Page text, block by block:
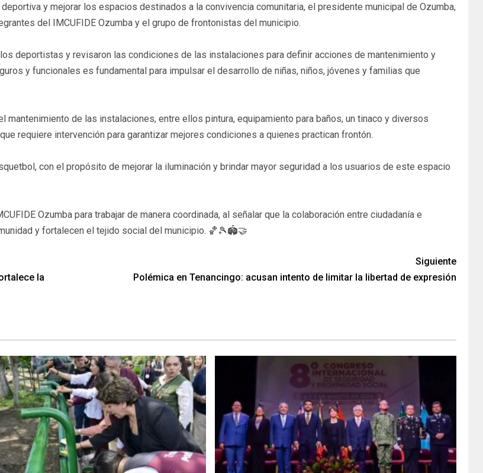
y mejorar los espacios destinados a la convivencia comunitaria, el presidente municipal de Ozumba,
del IMCUFIDE Ozumba y el grupo de frontonistas del municipio.
deportistas y revisaron las condiciones de las instalaciones para definir acciones de mantenimiento y
y funcionales es fundamental para impulsar el desarrollo de niñas, niños, jóvenes y familias que
de las instalaciones, entre ellos pintura, equipamiento para baños, un tinaco y diversos
requiere intervención para garantizar mejores condiciones a quienes practican frontón.
con el propósito de mejorar la iluminación y brindar mayor seguridad a los usuarios de este espacio
Ozumba para trabajar de manera coordinada, al señalar que la colaboración entre ciudadanía e
y fortalecen el tejido social del municipio. 🏀🎾🏟️🤝
la
Siguiente
Polémica en Tenancingo: acusan intento de limitar la libertad de expresión